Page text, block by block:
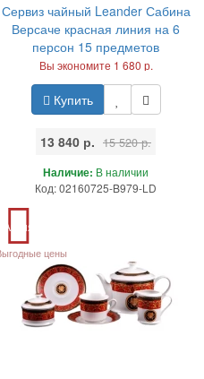
Сервиз чайный Leander Сабина
Версаче красная линия на 6
персон 15 предметов
Вы экономите 1 680 р.
Купить
13 840 р. 15 520 р.
Наличие: В наличии
Код: 02160725-B979-LD
Акция
цены